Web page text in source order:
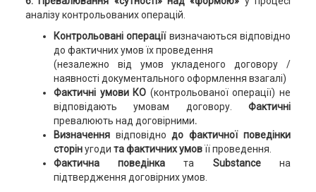
аналізу контрольованих операцій.
Контрольовані операціївизначаються відповідно
до фактичних умов їх проведення
(незалежно від умов укладеного договору /
наявності документального оформлення взагалі)
Фактичні умови КО (контрольованої операції) не
відповідають умовам договору.Фактичні
превалюють над договірними.
Визначення відповідно до фактичної поведінки
сторінугоди та фактичних умовїї проведення.
Фактична поведінка та Substanceна
підтвердження договірних умов.